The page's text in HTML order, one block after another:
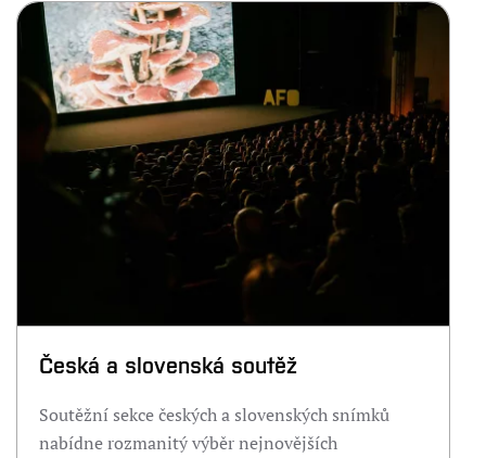
Česká a slovenská soutěž
Soutěžní sekce českých a slovenských snímků
nabídne rozmanitý výběr nejnovějších